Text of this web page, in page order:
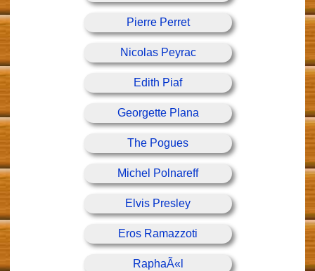
Pierre Perret
Nicolas Peyrac
Edith Piaf
Georgette Plana
The Pogues
Michel Polnareff
Elvis Presley
Eros Ramazzoti
RaphaÃ«l